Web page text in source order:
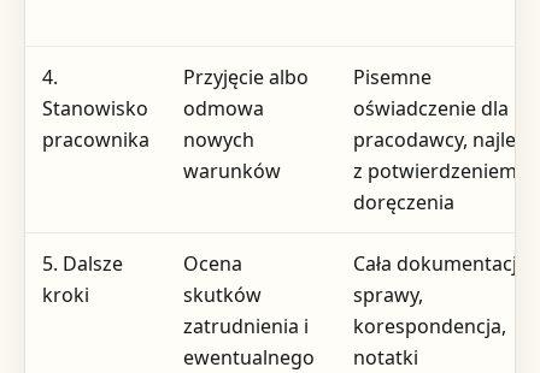
4.
Stanowisko
pracownika
Przyjęcie albo
odmowa
nowych
warunków
Pisemne
oświadczenie dla
pracodawcy,
z potwierdzeniem
doręczenia
5. Dalsze
kroki
Ocena
skutków
zatrudnienia i
ewentualnego
Cała dokumentacja
sprawy,
korespondencja,
notatki